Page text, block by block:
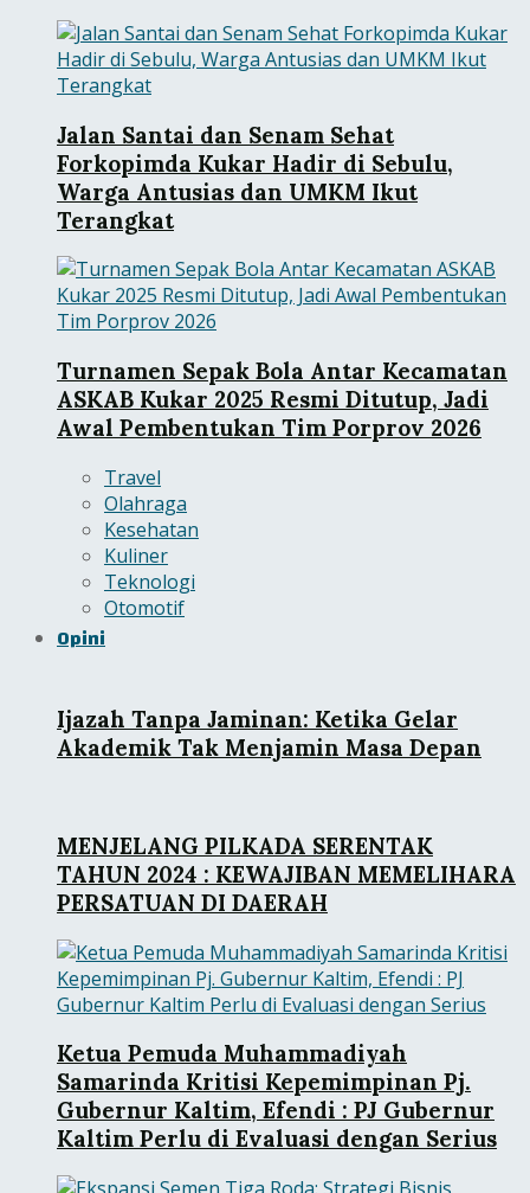
Jalan Santai dan Senam Sehat
Forkopimda Kukar Hadir di Sebulu,
Warga Antusias dan UMKM Ikut
Terangkat
Turnamen Sepak Bola Antar Kecamatan
ASKAB Kukar 2025 Resmi Ditutup, Jadi
Awal Pembentukan Tim Porprov 2026
Travel
Olahraga
Kesehatan
Kuliner
Teknologi
Otomotif
Opini
Ijazah Tanpa Jaminan: Ketika Gelar
Akademik Tak Menjamin Masa Depan
MENJELANG PILKADA SERENTAK
TAHUN 2024 : KEWAJIBAN MEMELIHARA
PERSATUAN DI DAERAH
Ketua Pemuda Muhammadiyah
Samarinda Kritisi Kepemimpinan Pj.
Gubernur Kaltim, Efendi : PJ Gubernur
Kaltim Perlu di Evaluasi dengan Serius